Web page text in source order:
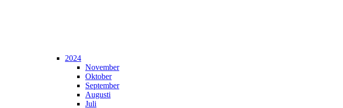
2024
November
Oktober
September
Augusti
Juli